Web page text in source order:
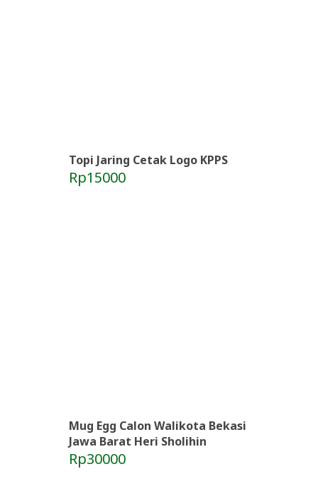
Topi Jaring Cetak Logo KPPS
Rp15000
Mug Egg Calon Walikota Bekasi
Jawa Barat Heri Sholihin
Rp30000